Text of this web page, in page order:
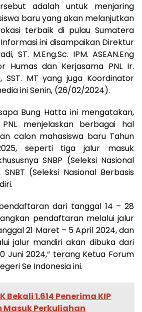
adalah untuk menjaring
baru yang akan melanjutkan
terbaik di pulau Sumatera
ini disampaikan Direktur
ST. M.Eng.Sc. IPM. ASEAN.Eng
Humas dan Kerjasama PNL Ir.
SST. MT yang juga Koordinator
ini Senin, (26/02/2024).
Bung Hatta ini mengatakan,
PNL menjelaskan berbagai hal
calon mahasiswa baru Tahun
seperti tiga jalur masuk
SNBP (Seleksi Nasional
(Seleksi Nasional Berbasis
dari tanggal 14 – 28
pendaftaran melalui jalur
21 Maret – 5 April 2024, dan
jalur mandiri akan dibuka dari
Juni 2024,” terang Ketua Forum
Se Indonesia ini.
Bekali 1.614 Penerima KIP
Masuk Perkuliahan